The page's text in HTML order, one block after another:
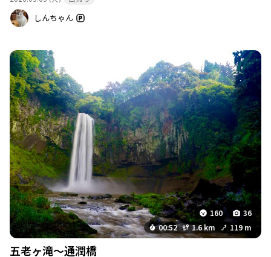
しんちゃん
160
36
00:52
1.6 km 119 m
五老ヶ滝〜通潤橋